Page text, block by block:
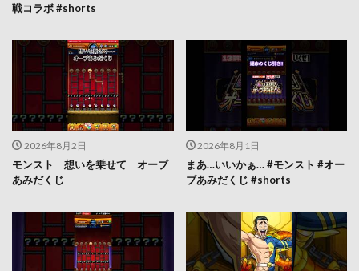
戦コラボ #shorts
2026年8月2日
モンスト 想いを乗せて オーブ
あみだくじ
2026年8月1日
まあ…いいかぁ… #モンスト #オー
ブあみだくじ #shorts